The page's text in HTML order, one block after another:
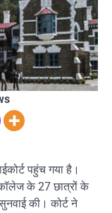
पहुंच गया है।
कॉलेज के 27 छात्रों के
की। कोर्ट ने